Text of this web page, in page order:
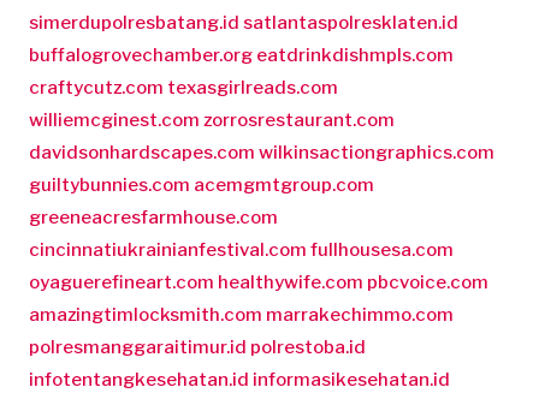
simerdupolresbatang.id satlantaspolresklaten.id
buffalogrovechamber.org eatdrinkdishmpls.com
craftycutz.com texasgirlreads.com
williemcginest.com zorrosrestaurant.com
davidsonhardscapes.com wilkinsactiongraphics.com
guiltybunnies.com acemgmtgroup.com
greeneacresfarmhouse.com
cincinnatiukrainianfestival.com fullhousesa.com
oyaguerefineart.com healthywife.com pbcvoice.com
amazingtimlocksmith.com marrakechimmo.com
polresmanggaraitimur.id polrestoba.id
infotentangkesehatan.id informasikesehatan.id